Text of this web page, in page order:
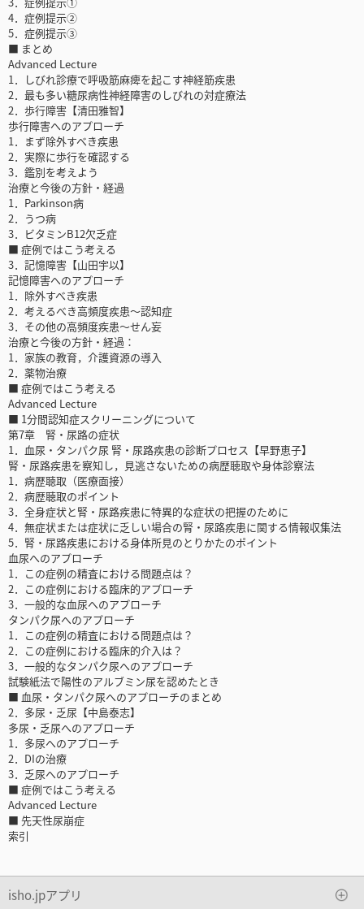
4．症例提示②
5．症例提示③
■ まとめ
Advanced Lecture
1．しびれ診療で呼吸筋麻痺を起こす神経筋疾患
2．最も多い糖尿病性神経障害のしびれの対症療法
2．歩行障害【清田雅智】
歩行障害へのアプローチ
1．まず除外すべき疾患
2．実際に歩行を確認する
3．鑑別を考えよう
治療と今後の方針・経過
1．Parkinson病
2．うつ病
3．ビタミンB12欠乏症
■ 症例ではこう考える
3．記憶障害【山田宇以】
記憶障害へのアプローチ
1．除外すべき疾患
2．考えるべき高頻度疾患〜認知症
3．その他の高頻度疾患〜せん妄
治療と今後の方針・経過：
1．家族の教育，介護資源の導入
2．薬物治療
■ 症例ではこう考える
Advanced Lecture
■ 1分間認知症スクリーニングについて
第7章 腎・尿路の症状
1．血尿・タンパク尿 腎・尿路疾患の診断プロセス【早野恵子】
腎・尿路疾患を察知し，見逃さないための病歴聴取や身体診察法
1．病歴聴取（医療面接）
2．病歴聴取のポイント
3．全身症状と腎・尿路疾患に特異的な症状の把握のために
4．無症状または症状に乏しい場合の腎・尿路疾患に関する情報収集法
5．腎・尿路疾患における身体所見のとりかたのポイント
血尿へのアプローチ
1．この症例の精査における問題点は？
2．この症例における臨床的アプローチ
3．一般的な血尿へのアプローチ
タンパク尿へのアプローチ
1．この症例の精査における問題点は？
2．この症例における臨床的介入は？
3．一般的なタンパク尿へのアプローチ
試験紙法で陽性のアルブミン尿を認めたとき
■ 血尿・タンパク尿へのアプローチのまとめ
2．多尿・乏尿【中島泰志】
多尿・乏尿へのアプローチ
1．多尿へのアプローチ
2．DIの治療
3．乏尿へのアプローチ
■ 症例ではこう考える
Advanced Lecture
■ 先天性尿崩症
索引
isho.jpアプリ